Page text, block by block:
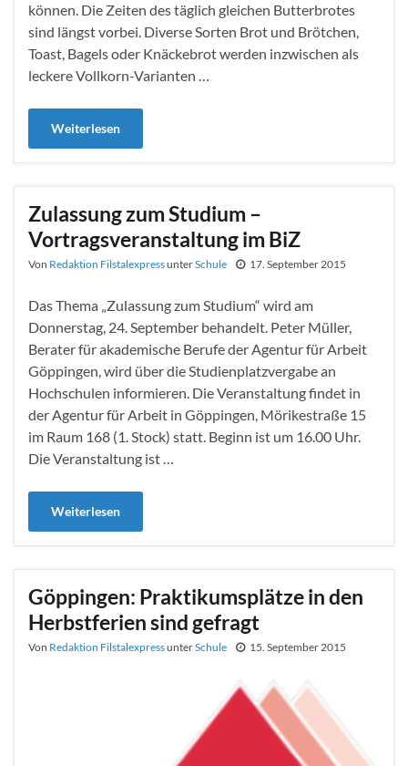
können. Die Zeiten des täglich gleichen Butterbrotes
sind längst vorbei. Diverse Sorten Brot und Brötchen,
Toast, Bagels oder Knäckebrot werden inzwischen als
leckere Vollkorn-Varianten …
Weiterlesen
Zulassung zum Studium –
Vortragsveranstaltung im BiZ
Von Redaktion FilstalexpressunterSchule 17. September 2015
Das Thema „Zulassung zum Studium“ wird am
Donnerstag, 24. September behandelt. Peter Müller,
Berater für akademische Berufe der Agentur für Arbeit
Göppingen, wird über die Studienplatzvergabe an
Hochschulen informieren. Die Veranstaltung findet in
der Agentur für Arbeit in Göppingen, Mörikestraße 15
im Raum 168 (1. Stock) statt. Beginn ist um 16.00 Uhr.
Die Veranstaltung ist …
Weiterlesen
Göppingen: Praktikumsplätze in den
Herbstferien sind gefragt
Von Redaktion FilstalexpressunterSchule 15. September 2015